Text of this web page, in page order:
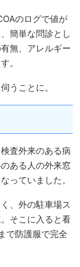
のログで値が
簡単な問診とし
無、アレルギー
。
うことに。
査外来のある病
ある人の外来窓
っていました。
、外の駐車場ス
そこに入ると看
で防護服で完全